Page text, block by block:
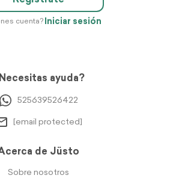
cuenta? Iniciar sesión
ayuda?
525639526422
[email protected]
de Jüsto
Sobre nosotros